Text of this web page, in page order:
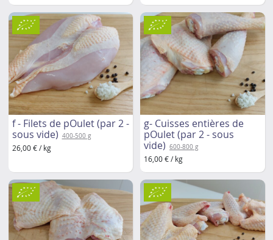
f - Filets de pOulet (par 2 -
sous vide) 400-500 g
26,00 € / kg
g- Cuisses entières de
pOulet (par 2 - sous
vide) 600-800 g
16,00 € / kg